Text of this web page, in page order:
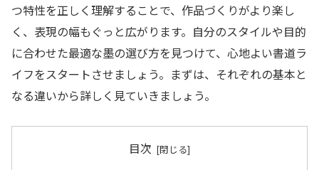
つ特性を正しく理解することで、作品づくりがより楽し
く、表現の幅もぐっと広がります。自分のスタイルや目的
に合わせた最適な墨の選び方を見つけて、心地よい書道ラ
イフをスタートさせましょう。まずは、それぞれの基本と
なる違いから詳しく見ていきましょう。
目次